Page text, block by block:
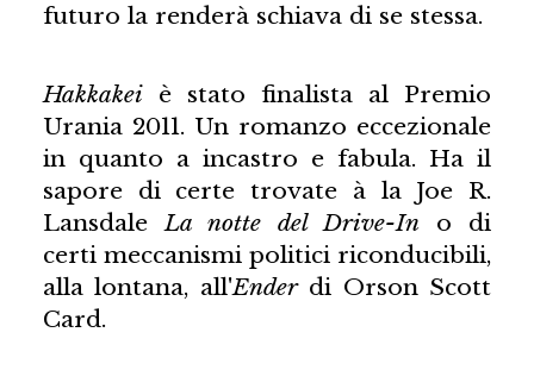
futuro la renderà schiava di se stessa.
Hakkakeiè stato finalista al Premio
Urania 2011. Un romanzo eccezionale
in quanto a incastro e fabula. Ha il
sapore di certe trovate à la Joe R.
Lansdale La notte del Drive-Ino di
certi meccanismi politici riconducibili,
alla lontana, all'Enderdi Orson Scott
Card.